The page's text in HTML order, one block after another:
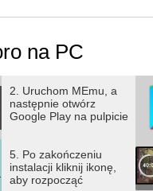
zarządzać skupieniem i
krótką przerwę i
bogatszy staje się twój
fortepianowe i
na PC
2. Uruchom MEmu, a
następnie otwórz
Google Play na pulpicie
5. Po zakończeniu
instalacji kliknij ikonę,
aby rozpocząć